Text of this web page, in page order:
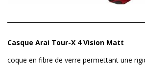
Casque Arai Tour-X 4 Vision Matt
coque en fibre de verre permettant une